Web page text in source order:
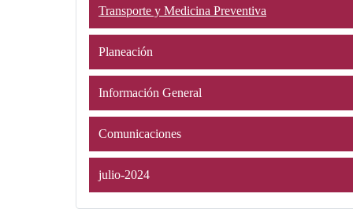
Transporte y Medicina Preventiva
Planeación
Información General
Comunicaciones
julio-2024